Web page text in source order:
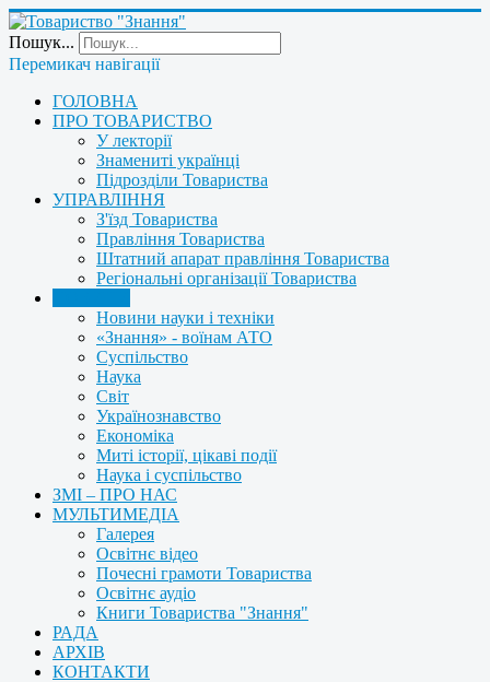
Пошук...
Перемикач навігації
ГОЛОВНА
ПРО ТОВАРИСТВО
У лекторії
Знамениті українці
Підрозділи Товариства
УПРАВЛІННЯ
З'їзд Товариства
Правління Товариства
Штатний апарат правління Товариства
Регіональні організації Товариства
Новини науки і техніки
«Знання» - воїнам АТО
Суспільство
Наука
Світ
Українознавство
Економіка
Миті історії, цікаві події
Наука і суспільство
ЗМІ – ПРО НАС
МУЛЬТИМЕДІА
Галерея
Освітнє відео
Почесні грамоти Товариства
Освітнє аудіо
Книги Товариства "Знання"
РАДА
АРХІВ
КОНТАКТИ